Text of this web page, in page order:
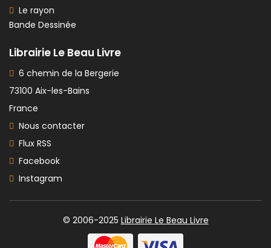
Le rayon
Bande Dessinée
Librairie Le Beau Livre
6 chemin de la Bergerie
73100 Aix-les-Bains
France
Nous contacter
Flux RSS
Facebook
Instagram
© 2006-2025 Librairie Le Beau Livre